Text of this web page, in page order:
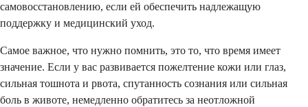
самовосстановлению, если ей обеспечить надлежащую
поддержку и медицинский уход.
Самое важное, что нужно помнить, это то, что время имеет
значение. Если у вас развивается пожелтение кожи или глаз,
сильная тошнота и рвота, спутанность сознания или сильная
боль в животе, немедленно обратитесь за неотложной